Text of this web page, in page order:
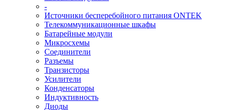
-
Источники бесперебойного питания ONTEK
Телекоммуникационные шкафы
Батарейные модули
Микросхемы
Соединители
Разъемы
Транзисторы
Усилители
Конденсаторы
Индуктивность
Диоды